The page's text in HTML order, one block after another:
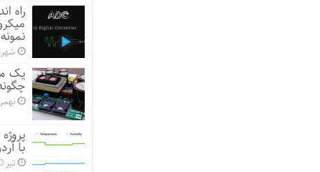
شهریور
یک
بهمن 6,
با
تیر 10, 1396